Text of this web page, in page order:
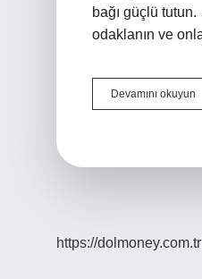
bağı güçlü
odaklanın ve
Devamını okuyun
https://dolmoney.com.tr